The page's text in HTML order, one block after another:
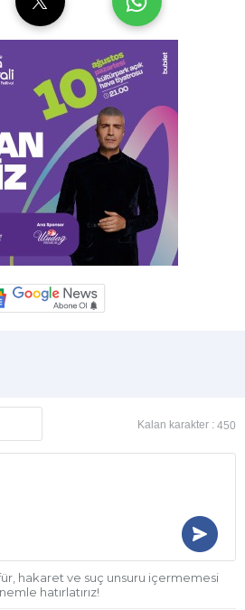
Kalan karakter : 450
hakaret ve suç unsuru içermemesi
hatırlatırız!